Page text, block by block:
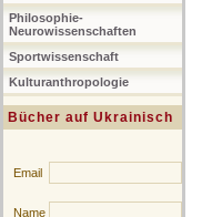
Philosophie-
Neurowissenschaften
Sportwissenschaft
Kulturanthropologie
Bücher auf Ukrainisch
Email
Name